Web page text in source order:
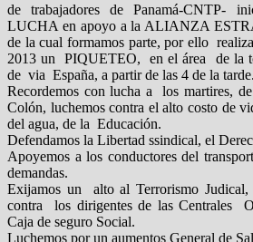
de trabajadores de Panamá-CNTP-
LUCHA en apoyo a la ALIANZA
de la cual formamos parte, por ello
2013 un PIQUETEO, en el área de la
de via España, a partir de las 4 de la tarde.
Recordemos con lucha a los martires,
Colón, luchemos contra el alto costo de
del agua, de la Educación.
Defendamos la Libertad ssindical, el
Apoyemos a los conductores del
demandas.
Exijamos un alto al Terrorismo Judical,
contra los dirigentes de las Centrales
Caja de seguro Social.
Luchemos por un aumentos General de